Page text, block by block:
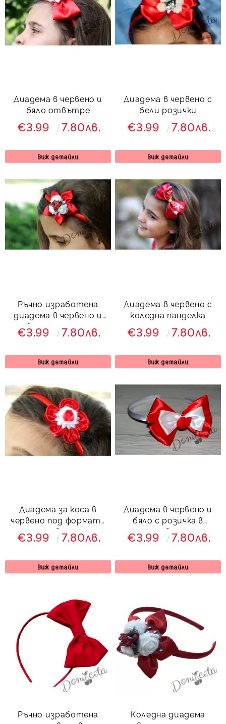
Диадема в червено и
бяло отвътре
€3.99 7.80лв.
Виж детайли
Диадема в червено с
бели розички
€3.99 7.80лв.
Виж детайли
Ръчно изработена
диадема в червено и
бяло за момиче
€3.99 7.80лв.
Виж детайли
Диадема в червено с
коледна панделка
€3.99 7.80лв.
Виж детайли
Диадема за коса в
червено под формата
на цвете
€3.99 7.80лв.
Виж детайли
Диадема в червено и
бяло с розичка в
червено
€3.99 7.80лв.
Виж детайли
Ръчно изработена
Коледна диадема